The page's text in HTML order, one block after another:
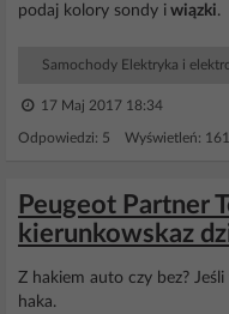
podaj kolory sondy i wiązki.
Samochody Elektryka i
17 Maj 2017 18:34
Odpowiedzi: 5 Wyświetleń:
Peugeot Partner
kierunkowskaz
Z hakiem auto czy bez?
haka.